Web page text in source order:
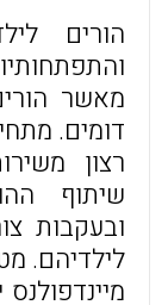
הורים
מאשר
דומים.
רצון
שיתוף
ובעקבות
לילדיהם.